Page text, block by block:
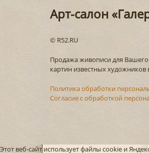
Арт-салон
© R52.RU
Продажа живописи для
картин известных художников
Политика обработки
Согласие с обработкой
Этот веб-сайт использует файлы cookie и